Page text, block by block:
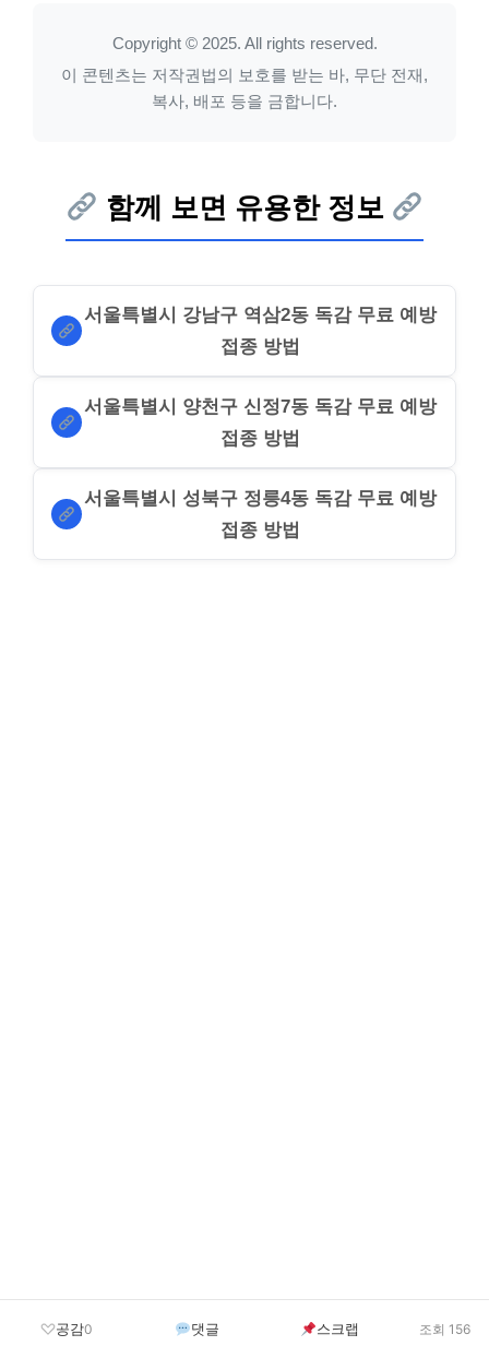
Copyright © 2025. All rights reserved.
이 콘텐츠는 저작권법의 보호를 받는 바, 무단 전재,
복사, 배포 등을 금합니다.
함께 보면 유용한 정보
서울특별시 강남구 역삼2동 독감 무료 예방
접종 방법
서울특별시 양천구 신정7동 독감 무료 예방
접종 방법
서울특별시 성북구 정릉4동 독감 무료 예방
접종 방법
공감0 댓글 스크랩 조회 156